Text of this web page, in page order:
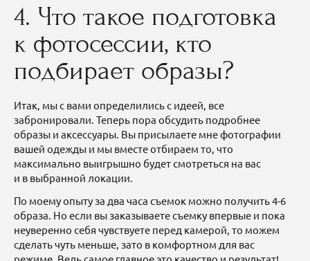
4. Что такое подготовка
к фотосессии, кто
подбирает образы?
Итак, мы с вами определились с идеей, все
забронировали. Теперь пора обсудить подробнее
образы и аксессуары. Вы присылаете мне фотографии
вашей одежды и мы вместе отбираем то, что
максимально выигрышно будет смотреться на вас
и в выбранной локации.
По моему опыту за два часа съемок можно получить 4-6
образа. Но если вы заказываете съемку впервые и пока
неуверенно себя чувствуете перед камерой, то можем
сделать чуть меньше, зато в комфортном для вас
режиме. Ведь самое главное это качество и результат!